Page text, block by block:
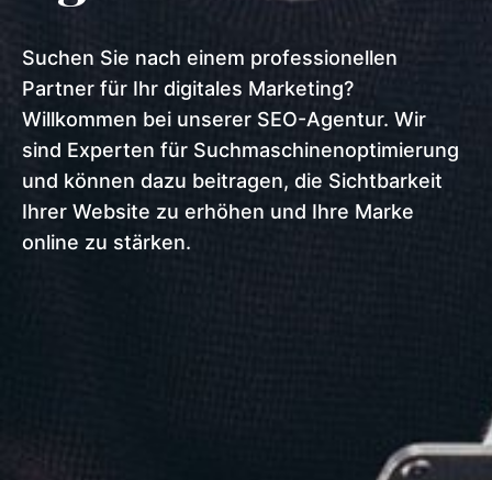
Suchen Sie nach einem professionellen
Partner für Ihr digitales Marketing?
Willkommen bei unserer SEO-Agentur. Wir
sind Experten für Suchmaschinenoptimierung
und können dazu beitragen, die Sichtbarkeit
Ihrer Website zu erhöhen und Ihre Marke
online zu stärken.